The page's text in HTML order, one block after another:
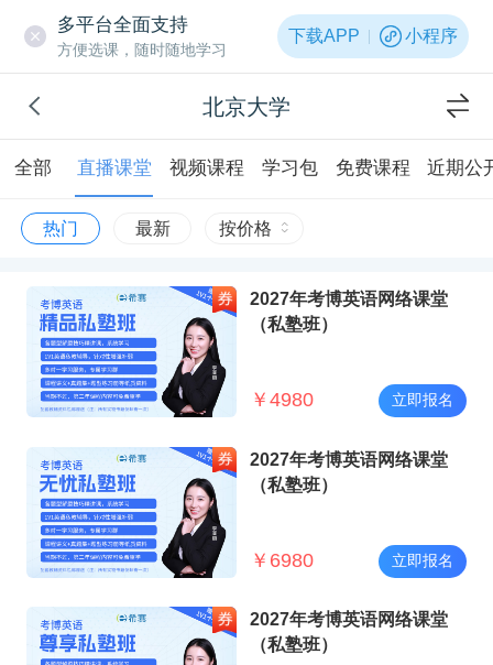
多平台全面支持
方便选课，随时随地学习
下载APP 小程序
北京大学
全部 直播课堂 视频课程 学习包 免费课程 近期公
热门 最新 按价格
2027年考博英语网络课堂
（私塾班）
￥ 4980 立即报名
2027年考博英语网络课堂
（私塾班）
￥ 6980 立即报名
2027年考博英语网络课堂
（私塾班）